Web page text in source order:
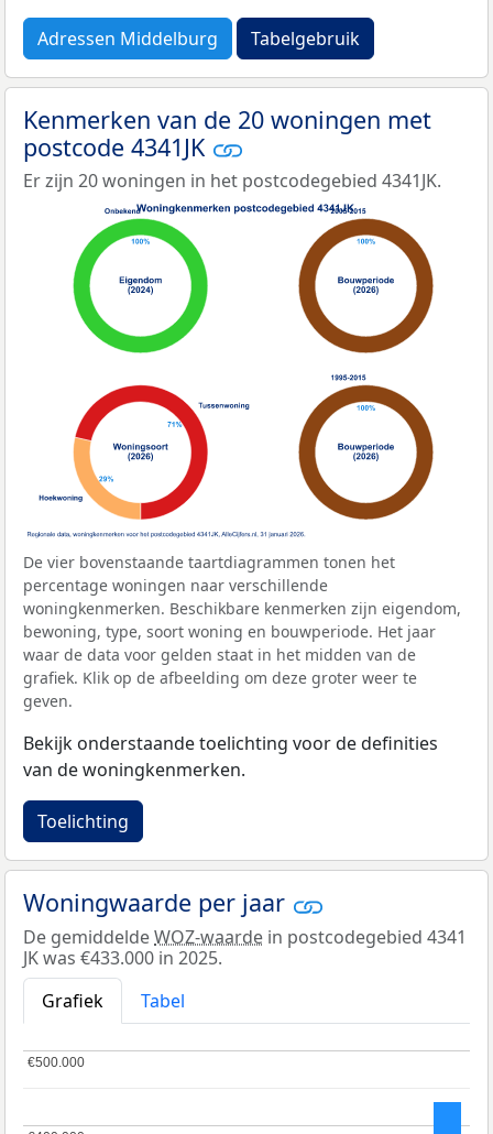
Adressen Middelburg Tabelgebruik
Kenmerken van de 20 woningen met
postcode 4341JK
Er zijn 20 woningen in het postcodegebied 4341JK.
De vier bovenstaande taartdiagrammen tonen het
percentage woningen naar verschillende
woningkenmerken. Beschikbare kenmerken zijn eigendom,
bewoning, type, soort woning en bouwperiode. Het jaar
waar de data voor gelden staat in het midden van de
grafiek. Klik op de afbeelding om deze groter weer te
geven.
Bekijk onderstaande toelichting voor de definities
van de woningkenmerken.
Toelichting
Woningwaarde per jaar
De gemiddeldeWOZ-waarde in postcodegebied 4341
JK was €433.000 in 2025.
Grafiek
Tabel
€500.000
€500.000